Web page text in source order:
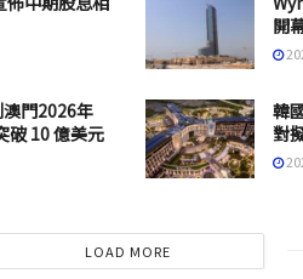
開
門2026年
破 10 億美元
韓
對
LOAD MORE